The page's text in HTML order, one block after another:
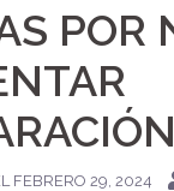
POR
FEBRERO 29, 2024